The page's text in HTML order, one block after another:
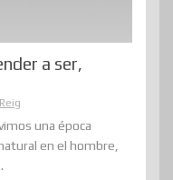
a ser,
una época
en el hombre,